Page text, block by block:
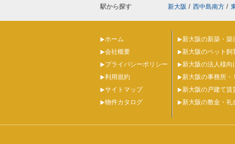
駅から探す
新大阪 / 西中島南方 /
ホーム
会社概要
プライバシーポリシー
利用規約
サイトマップ
物件カタログ
新大阪の新築・築
新大阪のペット飼
新大阪の法人様
新大阪の事務所
新大阪の戸建て賃
新大阪の敷金・礼